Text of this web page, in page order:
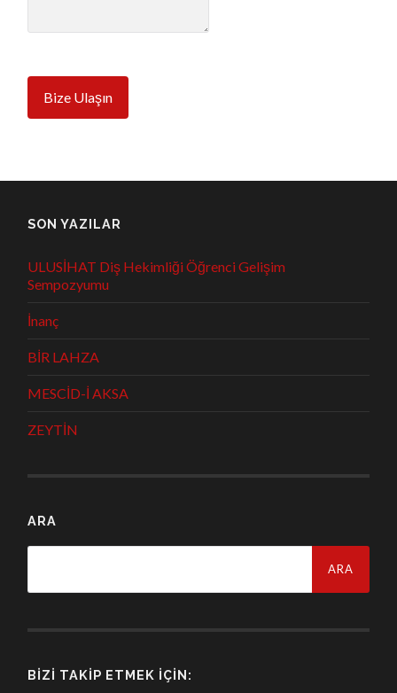
Bize Ulaşın
SON YAZILAR
ULUSİHAT Diş Hekimliği Öğrenci Gelişim
Sempozyumu
İnanç
BİR LAHZA
MESCİD-İ AKSA
ZEYTİN
ARA
BIZI TAKIP ETMEK İÇIN: